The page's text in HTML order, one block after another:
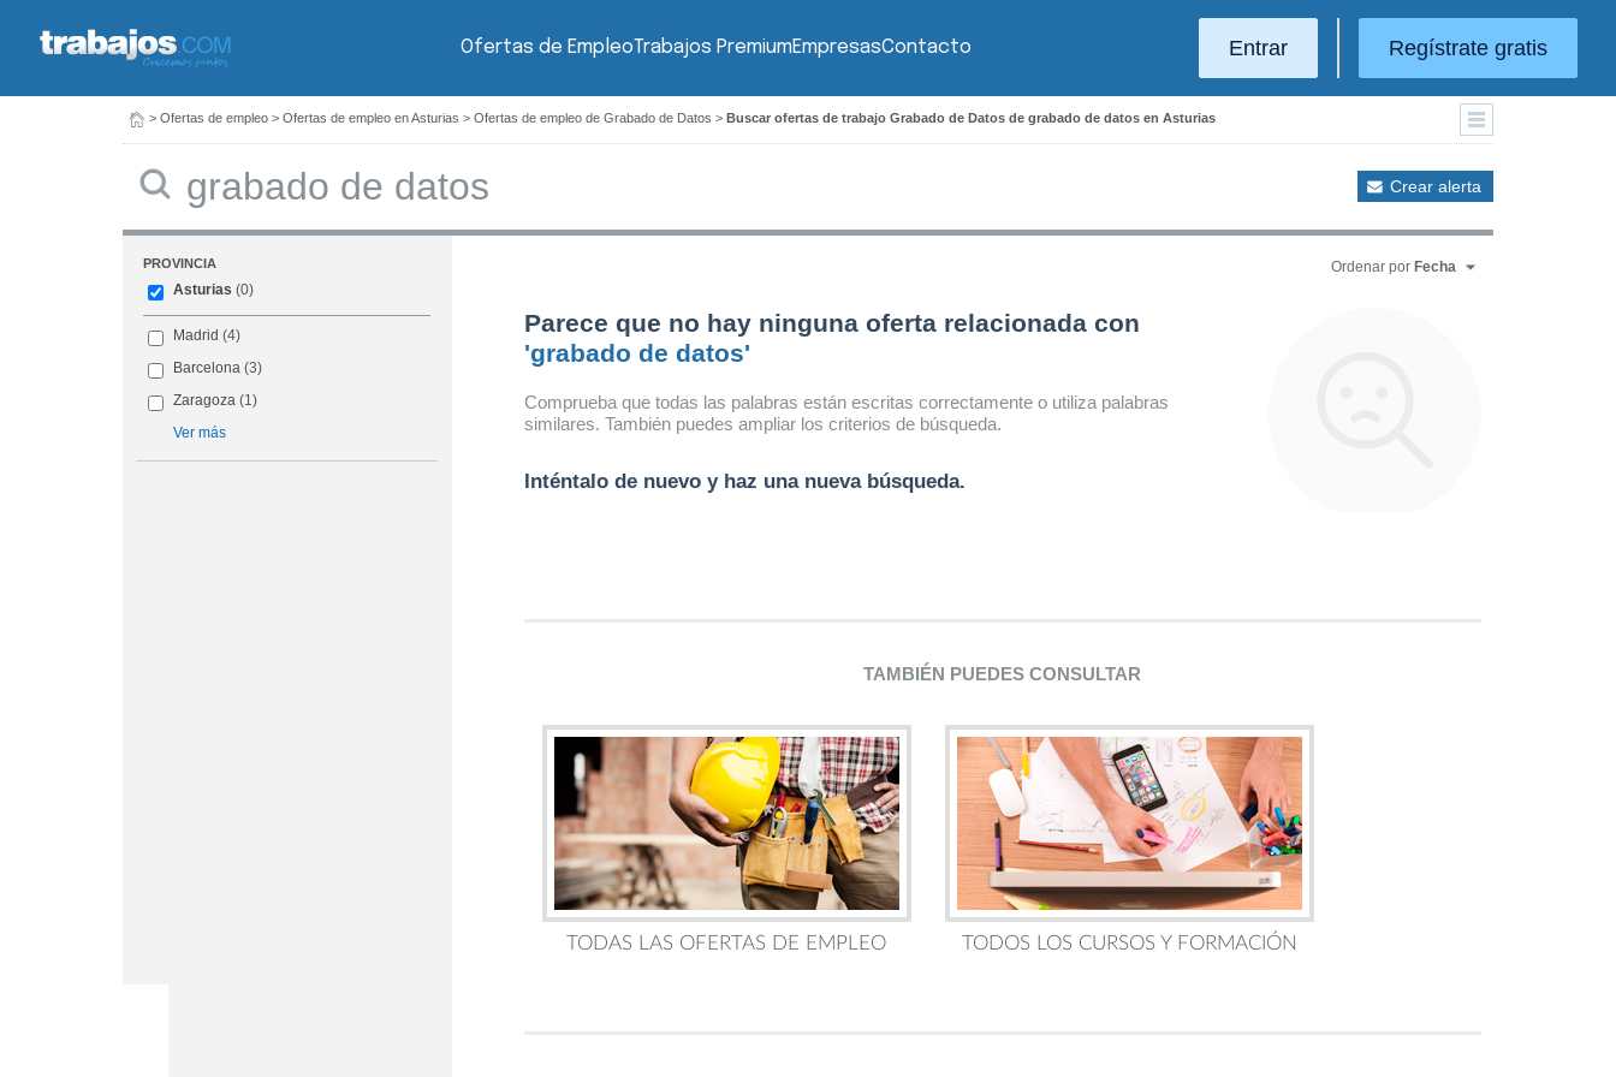
Ofertas de EmpleoTrabajos PremiumEmpresasContacto Entrar Regístrate gratis
> Ofertas de empleo > Ofertas de empleo en Asturias > Ofertas de empleo de Grabado de Datos > Buscar ofertas de trabajo Grabado de Datos de grabado de datos en Asturias
Crear alerta
PROVINCIA
Asturias (0)
Madrid (4)
Barcelona (3)
Zaragoza (1)
Ver más
Ordenar por Fecha
Parece que no hay ninguna oferta relacionada con
'grabado de datos'
Comprueba que todas las palabras están escritas correctamente o utiliza palabras
similares. También puedes ampliar los criterios de búsqueda.
Inténtalo de nuevo y haz una nueva búsqueda.
TAMBIÉN PUEDES CONSULTAR
TODAS LAS OFERTAS DE EMPLEO TODOS LOS CURSOS Y FORMACIÓN